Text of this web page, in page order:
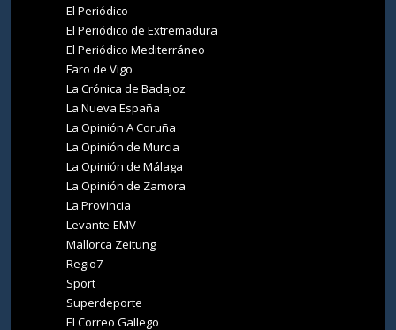
El Periódico
El Periódico de Extremadura
El Periódico Mediterráneo
Faro de Vigo
La Crónica de Badajoz
La Nueva España
La Opinión A Coruña
La Opinión de Murcia
La Opinión de Málaga
La Opinión de Zamora
La Provincia
Levante-EMV
Mallorca Zeitung
Regio7
Sport
Superdeporte
El Correo Gallego